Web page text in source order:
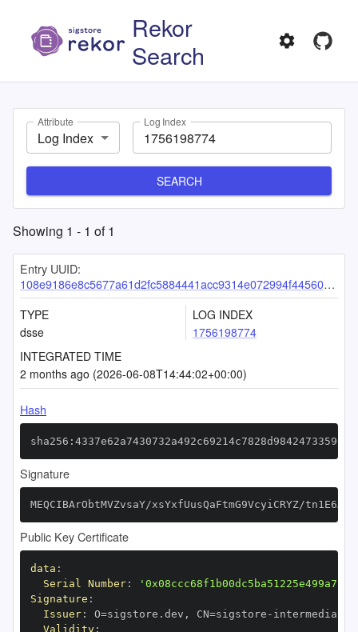
Rekor
Search
Attribute
Log Index
Log Index
SEARCH
Showing 1 - 1 of1
Entry UUID:
108e9186e8c5677a61d2fc5884441acc9314e072994f44560554777a9595756b9d60fc557d8d2e2d
TYPE
dsse
LOG INDEX
1756198774
INTEGRATED TIME
2 months ago (2026-06-08T14:44:02+00:00)
Hash
Signature
MEQCIBArObtMVZvsaY/xsYxfUusQaFtmG9VcyiCRYZ/
Public Key Certificate
data :
Serial Number:
Signature :
Issuer: O=sigstore.dev , CN=sigstore -
Validity: